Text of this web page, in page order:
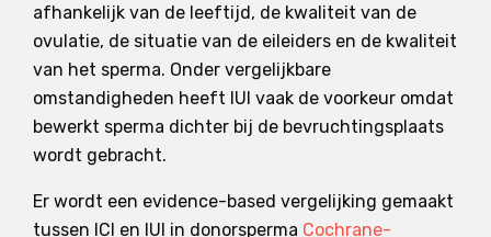
afhankelijk van de leeftijd, de kwaliteit van de
ovulatie, de situatie van de eileiders en de kwaliteit
van het sperma. Onder vergelijkbare
omstandigheden heeft IUI vaak de voorkeur omdat
bewerkt sperma dichter bij de bevruchtingsplaats
wordt gebracht.
Er wordt een evidence-based vergelijking gemaakt
tussen ICI en IUI in donorsperma Cochrane-